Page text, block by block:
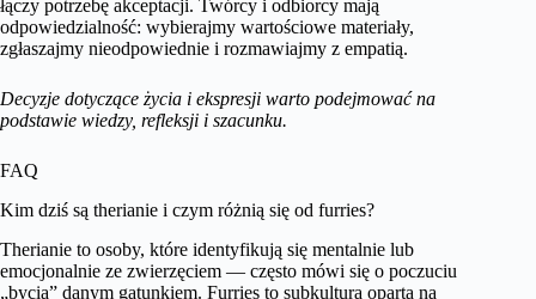
łączy potrzebę akceptacji. Twórcy i odbiorcy mają
odpowiedzialność: wybierajmy wartościowe materiały,
zgłaszajmy nieodpowiednie i rozmawiajmy z empatią.
Decyzje dotyczące życia i ekspresji warto podejmować na
podstawie wiedzy, refleksji i szacunku.
FAQ
Kim dziś są therianie i czym różnią się od furries?
Therianie to osoby, które identyfikują się mentalnie lub
emocjonalnie ze zwierzęciem — często mówi się o poczuciu
„bycia” danym gatunkiem. Furries to subkultura oparta na